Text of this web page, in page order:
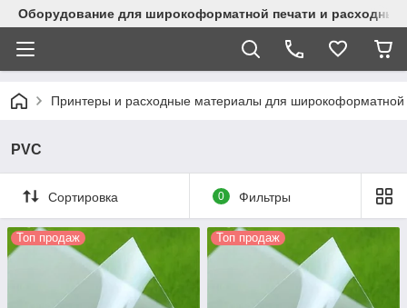
Оборудование для широкоформатной печати и
Принтеры и расходные материалы для широкоформатной
PVC
Сортировка 0 Фильтры
Топ продаж Топ продаж